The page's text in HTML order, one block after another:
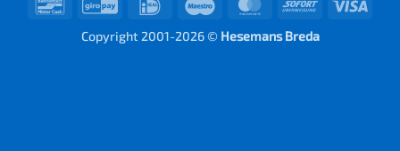
BancontactGiroPay IDeal Maestro MasterCardSofort
Copyright 2001-2026 © Hesemans Breda